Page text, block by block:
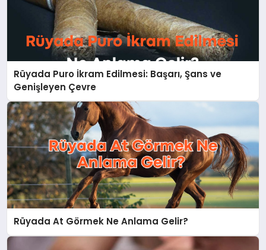
Rüyada Puro İkram Edilmesi: Başarı, Şans ve
Genişleyen Çevre
Rüyada At Görmek Ne Anlama Gelir?